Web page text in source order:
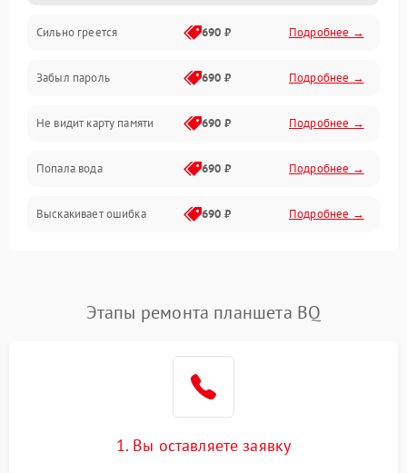
Дисплей
Экран (дисплей)
Связь
Разговор (микрофон, динамик)
Перегрев и нестабильная работа
Сеть и интернет
Память и данные
Сильно греется 690 ₽ Подробнее →
Забыл пароль 690 ₽ Подробнее →
Не видит карту памяти 690 ₽ Подробнее →
Попала вода 690 ₽ Подробнее →
Выскакивает ошибка 690 ₽ Подробнее →
Этапы ремонта планшета BQ
1. Вы оставляете заявку